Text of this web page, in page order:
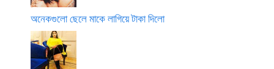
অনেকগুলো ছেলে মাকে লাগিয়ে টাকা দিলো